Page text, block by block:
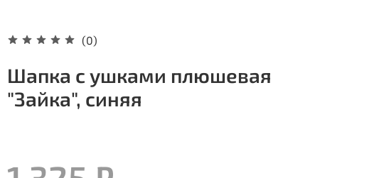
(0)
Шапка с ушками плюшевая
"Зайка", синяя